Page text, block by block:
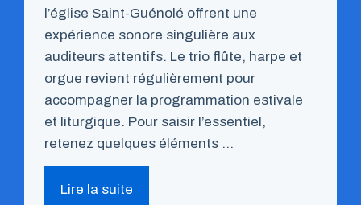
l’église Saint-Guénolé offrent une
expérience sonore singulière aux
auditeurs attentifs. Le trio flûte, harpe et
orgue revient régulièrement pour
accompagner la programmation estivale
et liturgique. Pour saisir l’essentiel,
retenez quelques éléments …
Lire la suite